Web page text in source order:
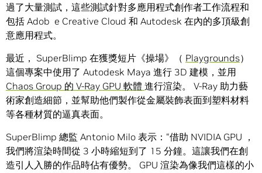
過了大量測試，這些測試針對多應用程式創作者工作流程和
包括 Adob ​​ e Creative Cloud 和 Autodesk 在內的多頂級創
意應用程式。
最近， SuperBlimp 在獲獎短片《操場》（ Playgrounds）
這個專案中使用了 Autodesk Maya 進行 3D 建模，並用
Chaos Group 的 V-Ray GPU 軟體 進行渲染。 V-Ray 助力藝
術家創造細節，並幫助他們製作從金屬裝飾表面到塑料材料
等各種材質的逼真表面。
SuperBlimp 總監 Antonio Milo 表示：“借助 NVIDIA GPU ，
我們將渲染時間從 3 小時縮短到了 15 分鐘。這讓我們在創
造引人入勝的作品時佔有優勢。 GPU 渲染為像我們這樣的小